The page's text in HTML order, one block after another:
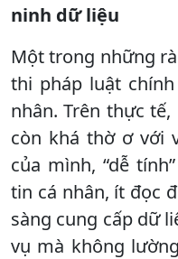
ninh dữ liệu
Một trong những
thi pháp luật
nhân. Trên thực
còn khá thờ ơ với
của mình, “dễ
tin cá nhân, ít đọc
sàng cung cấp dữ
vụ mà không